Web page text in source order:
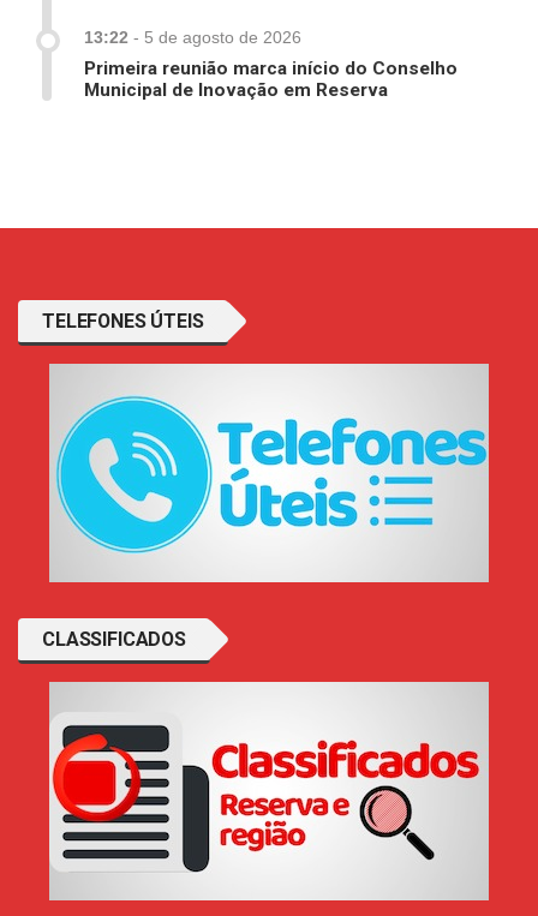
13:22 - 5 de agosto de 2026
Primeira reunião marca início do Conselho
Municipal de Inovação em Reserva
TELEFONES ÚTEIS
CLASSIFICADOS